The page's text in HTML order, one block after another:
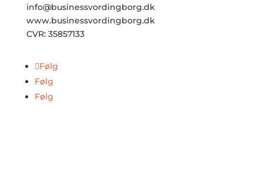
info@businessvordingborg.dk
www.businessvordingborg.dk
CVR: 35857133
Følg
Følg
Følg